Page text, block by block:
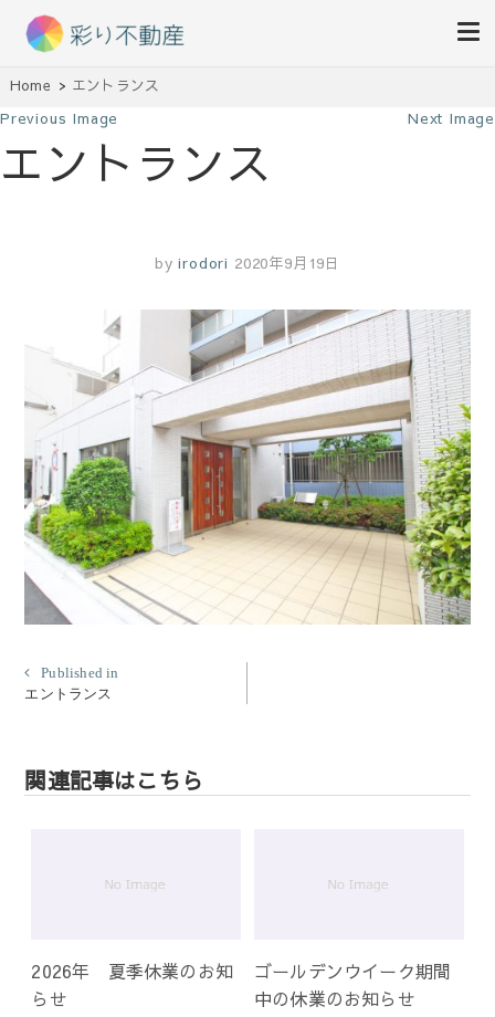
彩り不動産
Home エントランス
Previous Image Next Image
エントランス
by irodori 2020年9月19日
投
稿
ゲ
Published in
エントランス
関連記事はこちら
2026年 夏季休業のお知
らせ
ゴールデンウイーク期間
中の休業のお知らせ